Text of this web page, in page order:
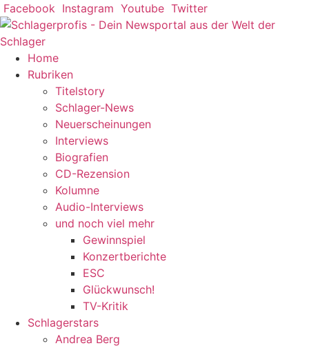
Zum
Inhalt
springen
Facebook Instagram Youtube Twitter
Home
Rubriken
Titelstory
Schlager-News
Neuerscheinungen
Interviews
Biografien
CD-Rezension
Kolumne
Audio-Interviews
und noch viel mehr
Gewinnspiel
Konzertberichte
ESC
Glückwunsch!
TV-Kritik
Schlagerstars
Andrea Berg